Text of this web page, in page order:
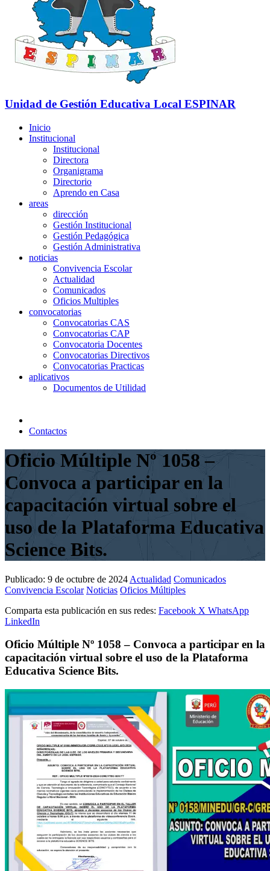
Unidad de Gestión Educativa Local ESPINAR
Inicio
Institucional
Institucional
Directora
Organigrama
Directorio
Aprendo en Casa
areas
dirección
Gestión Institucional
Gestión Pedagógica
Gestión Administrativa
noticias
Convivencia Escolar
Actualidad
Comunicados
Oficios Multiples
convocatorias
Convocatorias CAS
Convocatorias CAP
Convocatoria Docentes
Convocatorias Directivos
Convocatorias Practicas
aplicativos
Documentos de Utilidad
Contactos
Oficio Múltiple Nº 1058 –
Convoca a participar en la
capacitación virtual sobre el
uso de la Plataforma Educativa
Science Bits.
Publicado: 9 de octubre de 2024 Actualidad Comunicados
Convivencia Escolar Noticias Oficios Múltiples
Comparta esta publicación en sus redes: Facebook X WhatsApp
LinkedIn
Oficio Múltiple Nº 1058 – Convoca a participar en la
capacitación virtual sobre el uso de la Plataforma
Educativa Science Bits.